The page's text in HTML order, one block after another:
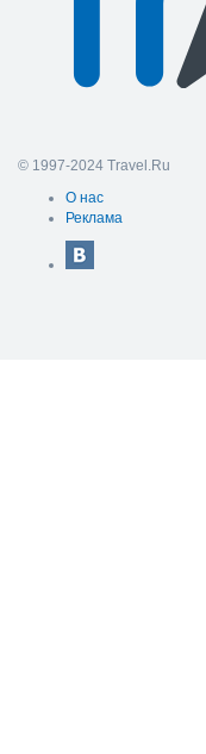
© 1997-2024 Travel.Ru
О нас
Реклама